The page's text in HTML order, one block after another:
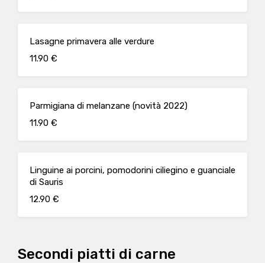
Lasagne primavera alle verdure
11.90 €
Parmigiana di melanzane (novità 2022)
11.90 €
Linguine ai porcini, pomodorini ciliegino e guanciale
di Sauris
12.90 €
Secondi piatti di carne